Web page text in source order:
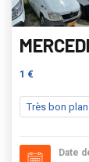
1 €
Très bon plan
Date